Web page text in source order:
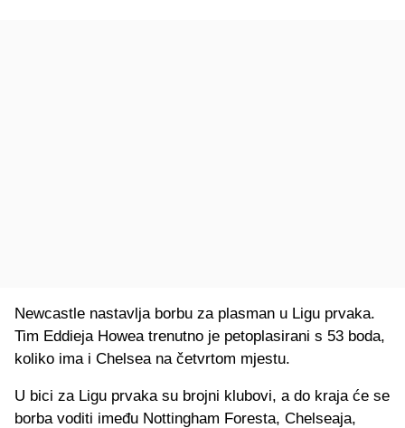
Newcastle nastavlja borbu za plasman u Ligu prvaka.
Tim Eddieja Howea trenutno je petoplasirani s 53 boda,
koliko ima i Chelsea na četvrtom mjestu.
U bici za Ligu prvaka su brojni klubovi, a do kraja će se
borba voditi imeđu Nottingham Foresta, Chelseaja,